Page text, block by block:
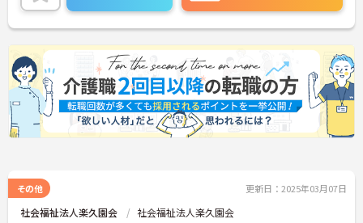
その他 更新日：2025年03月07日
社会福祉法人楽久園会 社会福祉法人楽久園会